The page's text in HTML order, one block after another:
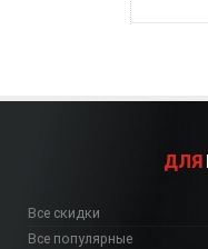
ДЛЯ
Все скидки
Все популярные